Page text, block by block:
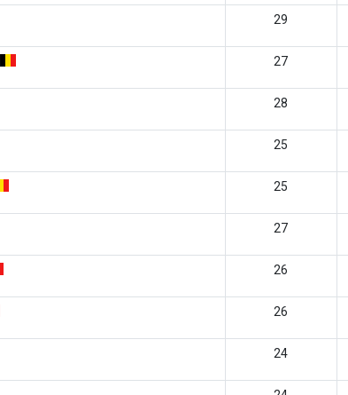
29
27
28
25
25
27
26
26
24